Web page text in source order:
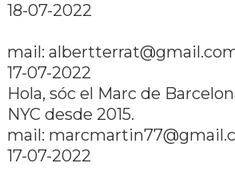
18-07-2022
mail:
17-07-2022
Hola, sóc el Marc de
NYC desde 2015.
mail:
17-07-2022